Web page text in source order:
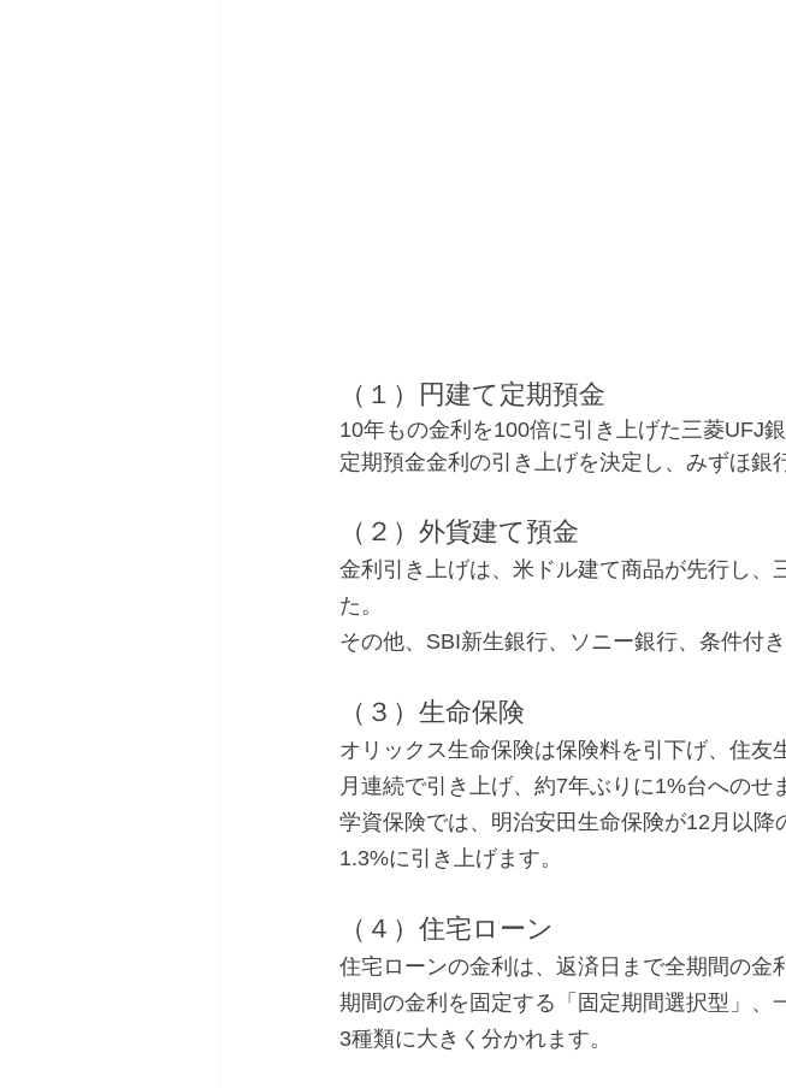
（１）円建て定期預金
10年もの金利を100倍に引き上げた三菱UFJ
定期預金金利の引き上げを決定し、みずほ銀
（２）外貨建て預金
金利引き上げは、米ドル建て商品が先行し、
た。
その他、SBI新生銀行、ソニー銀行、条件付
（３）生命保険
オリックス生命保険は保険料を引下げ、住友
月連続で引き上げ、約7年ぶりに1%台へのせ
学資保険では、明治安田生命保険が12月以
1.3%に引き上げます。
（４）住宅ローン
住宅ローンの金利は、返済日まで全期間の金
期間の金利を固定する「固定期間選択型」
3種類に大きく分かれます。